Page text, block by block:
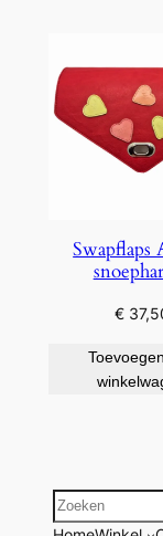
Swapflaps
€
Zoeken